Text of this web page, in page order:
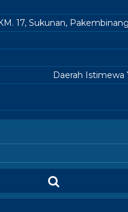
17, Sukunan,
Daerah Istimewa